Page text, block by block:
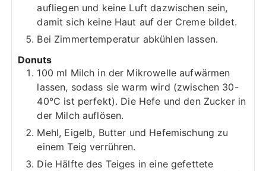
aufliegen und keine Luft dazwischen sein,
damit sich keine Haut auf der Creme bildet.
Bei Zimmertemperatur abkühlen lassen.
Donuts
100 ml Milch in der Mikrowelle aufwärmen
lassen, sodass sie warm wird (zwischen 30-
40°C ist perfekt). Die Hefe und den Zucker in
der Milch auflösen.
Mehl, Eigelb, Butter und Hefemischung zu
einem Teig verrühren.
Die Hälfte des Teiges in eine gefettete